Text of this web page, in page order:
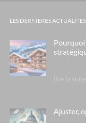
LES DERNIERES
lire la suite
Ajuster,